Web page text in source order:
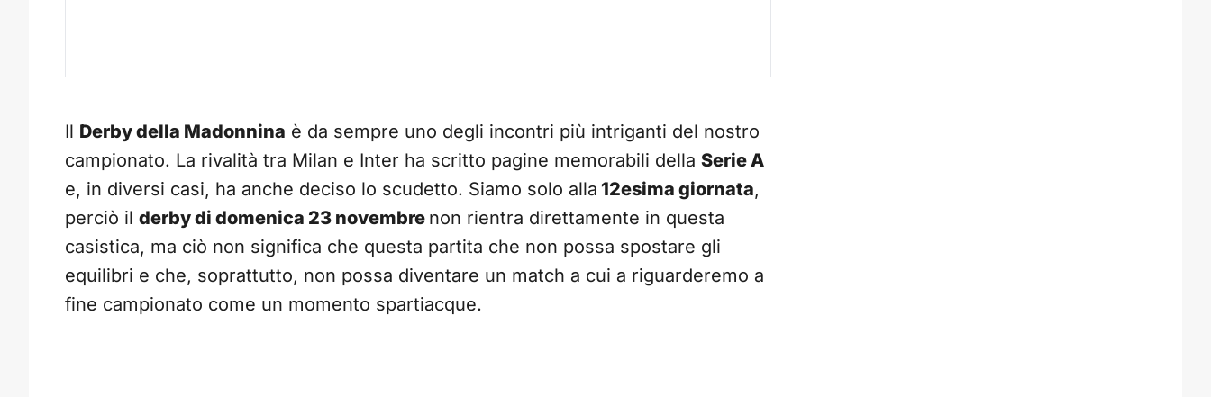
Il Derby della Madonnina è da sempre uno degli incontri più intriganti del nostro
campionato. La rivalità tra Milan e Inter ha scritto pagine memorabili della Serie A
e, in diversi casi, ha anche deciso lo scudetto. Siamo solo alla 12esima giornata,
perciò il derby di domenica 23 novembre non rientra direttamente in questa
casistica, ma ciò non significa che questa partita che non possa spostare gli
equilibri e che, soprattutto, non possa diventare un match a cui a riguarderemo a
fine campionato come un momento spartiacque.